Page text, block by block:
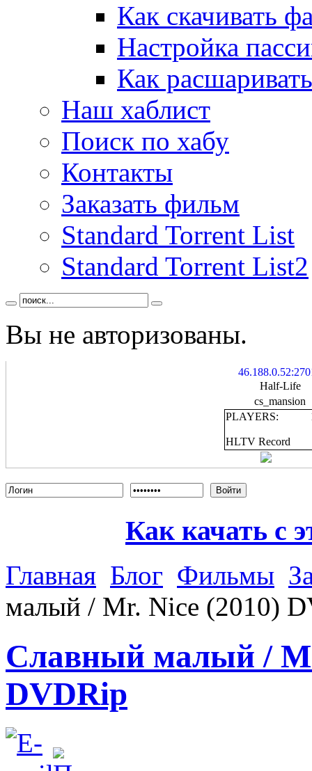
Как скачивать
Настройка
Как
Наш хаблист
Поиск по хабу
Контакты
Заказать фильм
Standard Torrent List
Standard Torrent List2
Вы не авторизованы.
Half-Life
cs_mansion
PLAYERS:
HLTV Record
Войти
Как качать с
Главная Блог Фильмы
малый / Mr. Nice (2010)
Славный малый /
DVDRip